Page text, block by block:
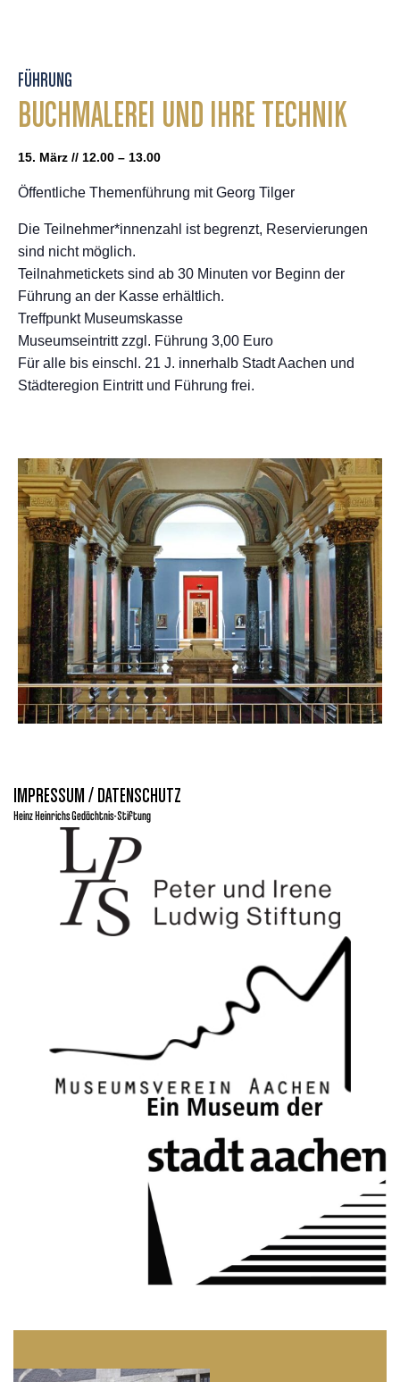
FÜHRUNG
BUCHMALEREI UND IHRE TECHNIK
15. März // 12.00 – 13.00
Öffentliche Themenführung mit Georg Tilger
Die Teilnehmer*innenzahl ist begrenzt, Reservierungen
sind nicht möglich.
Teilnahmetickets sind ab 30 Minuten vor Beginn der
Führung an der Kasse erhältlich.
Treffpunkt Museumskasse
Museumseintritt zzgl. Führung 3,00 Euro
Für alle bis einschl. 21 J. innerhalb Stadt Aachen und
Städteregion Eintritt und Führung frei.
IMPRESSUM / DATENSCHUTZ
Heinz Heinrichs Gedächtnis-Stiftung